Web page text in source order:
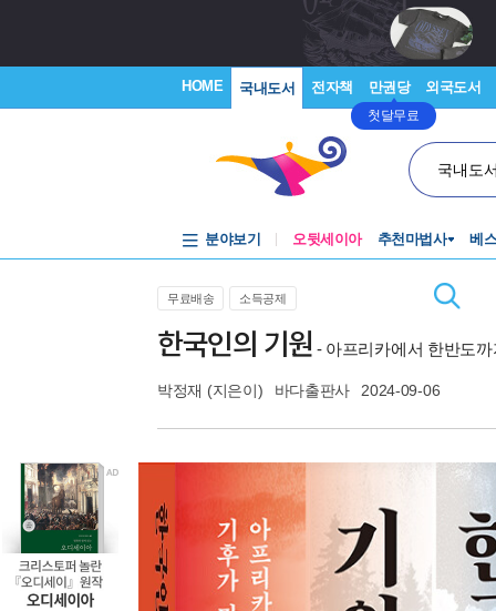
HOME 국내도서 전자책 만권당
첫달무료
외국도서
국내도
분야보기 오뒷세이아 추천마법사 베
무료배송 소득공제
한국인의 기원 - 아프리카에서 한반도
박정재 (지은이) 바다출판사 2024-09-06